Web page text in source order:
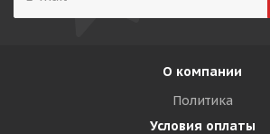
О компании
Политика
Условия оплаты